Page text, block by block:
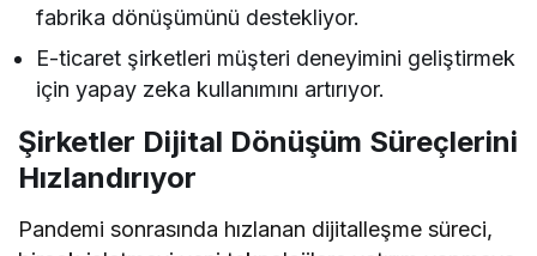
fabrika dönüşümünü destekliyor.
E-ticaret şirketleri müşteri deneyimini geliştirmek
için yapay zeka kullanımını artırıyor.
Şirketler Dijital Dönüşüm Süreçlerini
Hızlandırıyor
Pandemi sonrasında hızlanan dijitalleşme süreci,